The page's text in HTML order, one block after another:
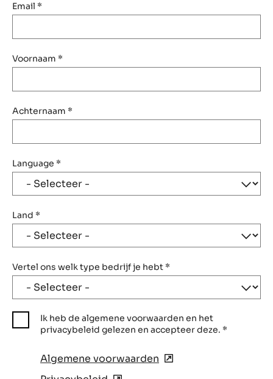
Email *
Voornaam *
Achternaam *
Language *
Land *
Vertel ons welk type bedrijf je hebt *
Ik heb de algemene voorwaarden en het
privacybeleid gelezen en accepteer deze. *
Algemene voorwaarden (opens